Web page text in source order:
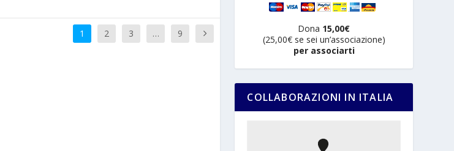
1 2 3 … 9 Dona 15,00€
(25,00€ se sei un’associazione)
per associarti
COLLABORAZIONI IN ITALIA